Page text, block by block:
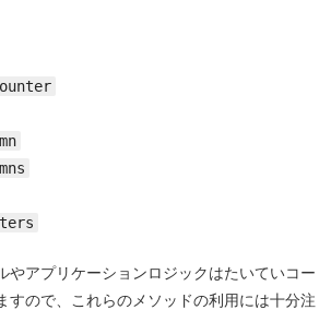
やアプリケーションロジックはたいていコー
すので、これらのメソッドの利用には十分注